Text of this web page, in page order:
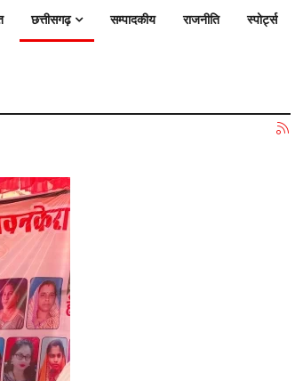
छत्तीसगढ़ सम्पादकीय राजनीति स्पोर्ट्स